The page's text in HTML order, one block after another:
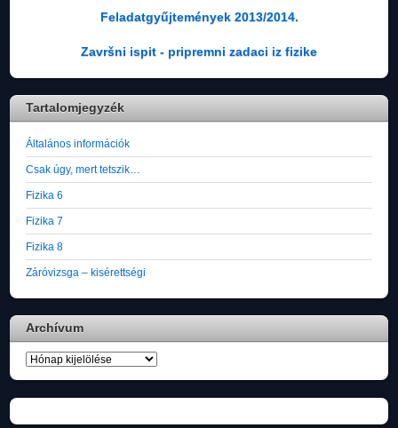
Feladatgyűjtemények 2013/2014.
Završni ispit - pripremni zadaci iz fizike
Tartalomjegyzék
Általános információk
Csak úgy, mert tetszik…
Fizika 6
Fizika 7
Fizika 8
Záróvizsga – kisérettségi
Archívum
Archívum